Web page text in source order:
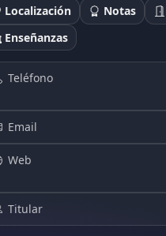
Localización Notas
Enseñanzas
Teléfono
Email
Web
Titular